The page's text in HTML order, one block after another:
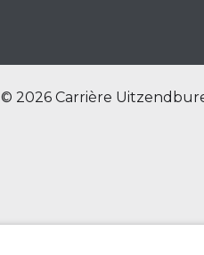
© 2026 Carrière